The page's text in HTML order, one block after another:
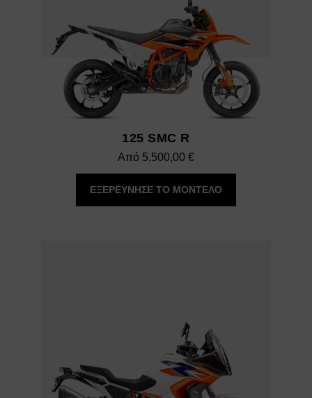
125 SMC R
Από 5.500,00 €
ΕΞΕΡΕΥΝΗΣΕ ΤΟ ΜΟΝΤΕΛΟ